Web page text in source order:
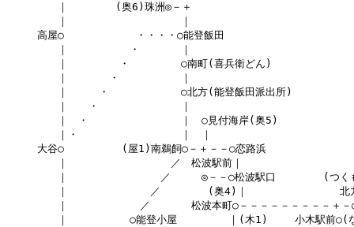
｜　　　　 (奥6)珠洲◎－＋
｜　　　　　　　　　　　｜
高屋○　　　　　　　・・・・○能登飯田
｜　　　　　　・　　　　｜
｜　　　　　・　　　　　○南町(喜兵衛どん)
｜　　　　・　　　　　　｜
｜　　　・　　　　　　　○北方(能登飯田派出所)
｜　　・　　　　　　　　｜
｜　・　　　　　　　　　｜　○見付海岸(奥5)
｜・　　　　　　　　　　｜　｜
大谷○　　　　　 (屋1)南鵜飼○－＋－－○恋路浜
｜　　　　　　　　　　／　松波駅前｜
｜　　　　　　　　　／　　　◎－－○松波駅口　　　　 (つく
｜　　　　　　　　／　　　　 (奥4)｜　　　　　　　　　北
｜　　　　　　　／　　　　松波本町○－－－－－－－－－＋－
｜　　　　　　○能登小屋　　　　　｜(木1) 　　小木駅前○(